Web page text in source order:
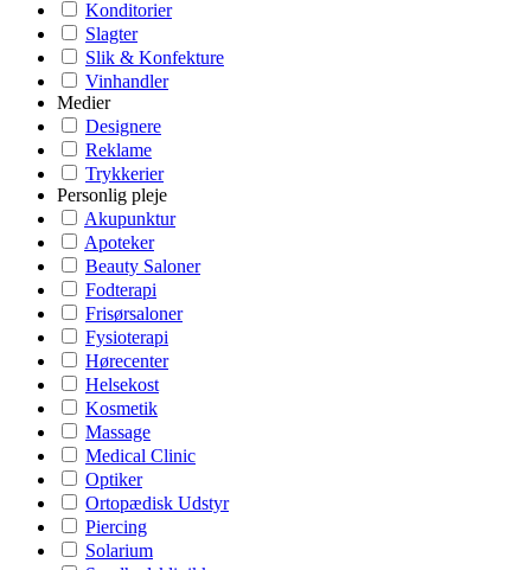
Konditorier
Slagter
Slik & Konfekture
Vinhandler
Medier
Designere
Reklame
Trykkerier
Personlig pleje
Akupunktur
Apoteker
Beauty Saloner
Fodterapi
Frisørsaloner
Fysioterapi
Hørecenter
Helsekost
Kosmetik
Massage
Medical Clinic
Optiker
Ortopædisk Udstyr
Piercing
Solarium